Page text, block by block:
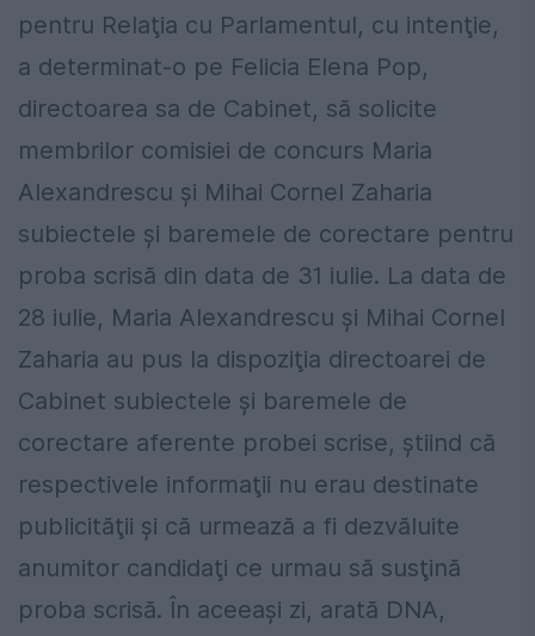
pentru Relaţia cu Parlamentul, cu intenţie,
a determinat-o pe Felicia Elena Pop,
directoarea sa de Cabinet, să solicite
membrilor comisiei de concurs Maria
Alexandrescu şi Mihai Cornel Zaharia
subiectele şi baremele de corectare pentru
proba scrisă din data de 31 iulie. La data de
28 iulie, Maria Alexandrescu şi Mihai Cornel
Zaharia au pus la dispoziţia directoarei de
Cabinet subiectele şi baremele de
corectare aferente probei scrise, ştiind că
respectivele informaţii nu erau destinate
publicităţii şi că urmează a fi dezvăluite
anumitor candidaţi ce urmau să susţină
proba scrisă. În aceeaşi zi, arată DNA,